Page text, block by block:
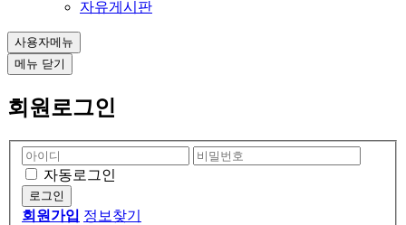
자유게시판
사용자메뉴
메뉴 닫기
회원로그인
자동로그인
회원가입 정보찾기